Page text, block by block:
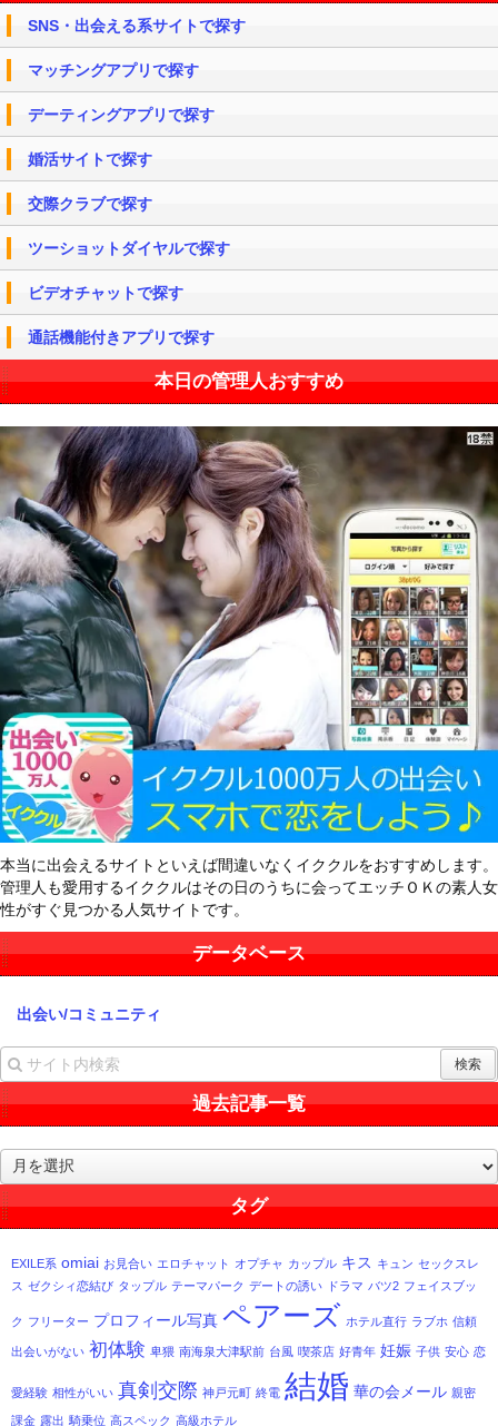
SNS・出会える系サイトで探す
マッチングアプリで探す
デーティングアプリで探す
婚活サイトで探す
交際クラブで探す
ツーショットダイヤルで探す
ビデオチャットで探す
通話機能付きアプリで探す
本日の管理人おすすめ
本当に出会えるサイトといえば間違いなくイククルをおすすめします。
管理人も愛用するイククルはその日のうちに会ってエッチＯＫの素人女
性がすぐ見つかる人気サイトです。
データベース
出会い/コミュニティ
過去記事一覧
去
記
事
覧
タグ
EXILE系 omiai お見合い エロチャット オプチャ カップル キス キュン セックスレ
ス ゼクシィ恋結び タップル テーマパーク デートの誘い ドラマ バツ2 フェイスブッ
ク フリーター プロフィール写真 ペアーズ ホテル直行 ラブホ 信頼
出会いがない 初体験 卑猥 南海泉大津駅前 台風 喫茶店 好青年 妊娠 子供 安心 恋
愛経験 相性がいい 真剣交際 神戸元町 終電 結婚 華の会メール 親密
課金 露出 騎乗位 高スペック 高級ホテル